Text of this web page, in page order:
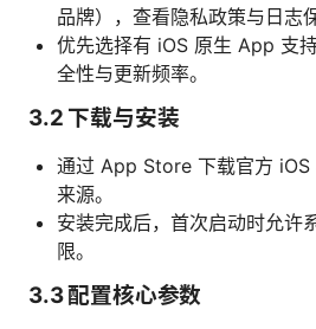
品牌），查看隐私政策与日志
优先选择有 iOS 原生 App 支
全性与更新频率。
3.2 下载与安装
通过 App Store 下载官方 iOS
来源。
安装完成后，首次启动时允许
限。
3.3 配置核心参数